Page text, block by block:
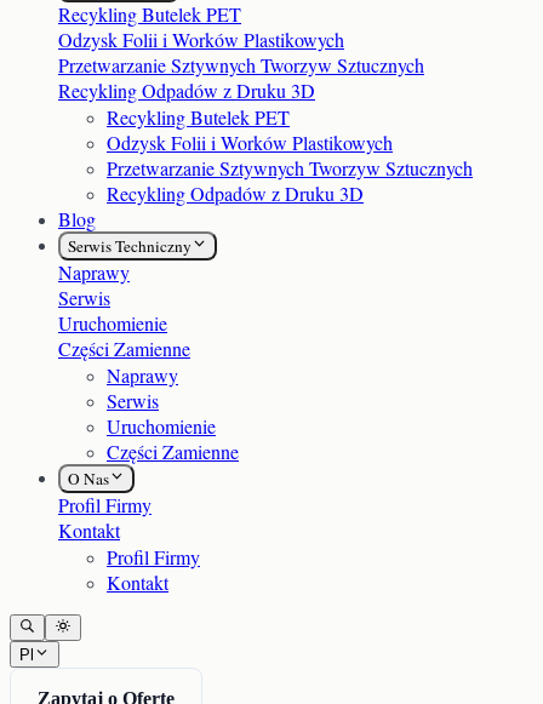
Recykling Butelek PET
Odzysk Folii i Worków Plastikowych
Przetwarzanie Sztywnych Tworzyw Sztucznych
Recykling Odpadów z Druku 3D
Recykling Butelek PET
Odzysk Folii i Worków Plastikowych
Przetwarzanie Sztywnych Tworzyw Sztucznych
Recykling Odpadów z Druku 3D
Blog
Serwis Techniczny
Naprawy
Serwis
Uruchomienie
Części Zamienne
Naprawy
Serwis
Uruchomienie
Części Zamienne
O Nas
Profil Firmy
Kontakt
Profil Firmy
Kontakt
Pl
Zapytaj o Ofertę